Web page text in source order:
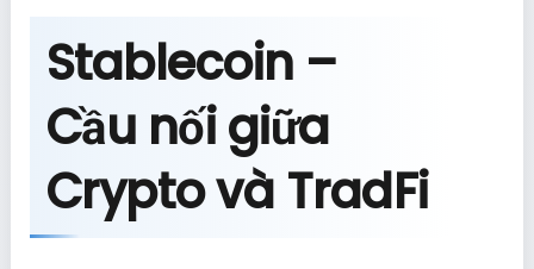
Stablecoin –
Cầu nối giữa
Crypto và TradFi